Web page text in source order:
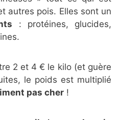
autres pois. Elles sont un
: protéines, glucides,
2 et 4 € le kilo (et guère
le poids est multiplié
pas cher !